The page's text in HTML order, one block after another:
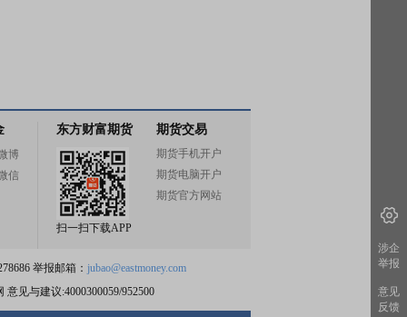
博
信
东方财富期货
扫一扫下载APP
期货交易
期货手机开户
期货电脑开户
期货官方网站
举报邮箱： jubao@eastmoney.com
意见与建议:4000300059/952500
涉企
举报
意见
反馈